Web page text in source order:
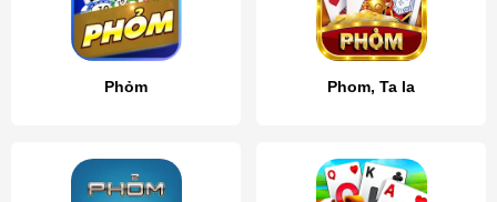
Phỏm Phom, Ta la